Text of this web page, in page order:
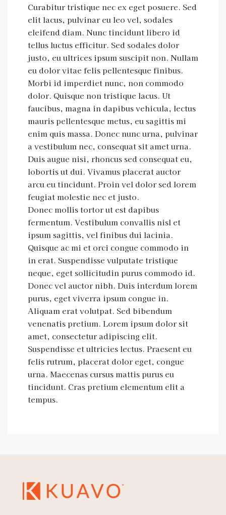
Curabitur tristique nec ex eget posuere. Sed
elit lacus, pulvinar eu leo vel, sodales
eleifend diam. Nunc tincidunt libero id
tellus luctus efficitur. Sed sodales dolor
justo, eu ultrices ipsum suscipit non. Nullam
eu dolor vitae felis pellentesque finibus.
Morbi id imperdiet nunc, non commodo
dolor. Quisque non tristique lacus. Ut
faucibus, magna in dapibus vehicula, lectus
mauris pellentesque metus, eu sagittis mi
enim quis massa. Donec nunc urna, pulvinar
a vestibulum nec, consequat sit amet urna.
Duis augue nisi, rhoncus sed consequat eu,
lobortis ut dui. Vivamus placerat auctor
arcu eu tincidunt. Proin vel dolor sed lorem
feugiat molestie nec et justo.
Donec mollis tortor ut est dapibus
fermentum. Vestibulum convallis nisl et
ipsum sagittis, vel finibus dui lacinia.
Quisque ac mi et orci congue commodo in
in erat. Suspendisse vulputate tristique
neque, eget sollicitudin purus commodo id.
Donec vel auctor nibh. Duis interdum lorem
purus, eget viverra ipsum congue in.
Aliquam erat volutpat. Sed bibendum
venenatis pretium. Lorem ipsum dolor sit
amet, consectetur adipiscing elit.
Suspendisse et ultricies lectus. Praesent eu
felis rutrum, placerat dolor eget, congue
urna. Maecenas cursus mattis purus eu
tincidunt. Cras pretium elementum elit a
tempus.